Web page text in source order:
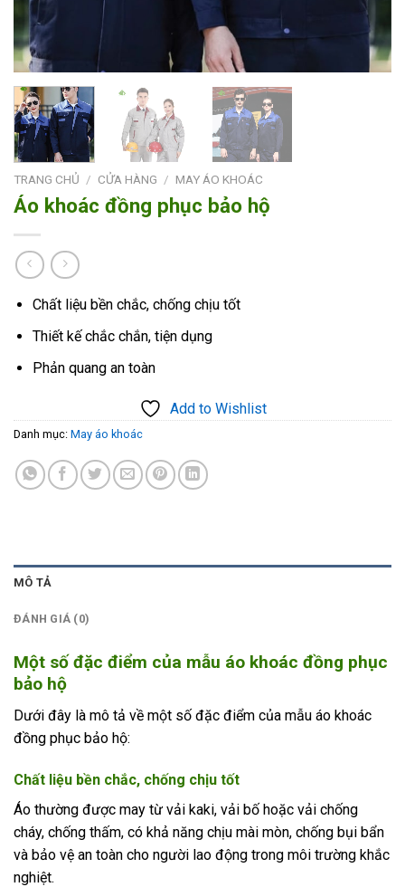
TRANG CHỦ / CỬA HÀNG / MAY ÁO KHOÁC
Áo khoác đồng phục bảo hộ
Chất liệu bền chắc, chống chịu tốt
Thiết kế chắc chắn, tiện dụng
Phản quang an toàn
Add to Wishlist
Danh mục: May áo khoác
MÔ TẢ
ĐÁNH GIÁ (0)
Một số đặc điểm của mẫu áo khoác đồng phục
bảo hộ
Dưới đây là mô tả về một số đặc điểm của mẫu áo khoác
đồng phục bảo hộ:
Chất liệu bền chắc, chống chịu tốt
Áo thường được may từ vải kaki, vải bố hoặc vải chống
cháy, chống thấm, có khả năng chịu mài mòn, chống bụi bẩn
và bảo vệ an toàn cho người lao động trong môi trường khắc
nghiệt.